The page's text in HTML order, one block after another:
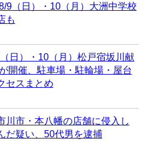
9（日）・10（月）大洲中学校
も
（日）・10（月）松戸宿坂川献
開催、駐車場・駐輪場・屋台
セスまとめ
川市・本八幡の店舗に侵入し
だ疑い、50代男を逮捕